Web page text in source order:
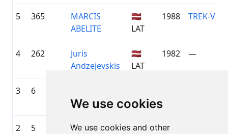
We use cookies
We use cookies and other
5 365
MARCIS
ABELITE
🇱🇻
LAT
1988 TREK-
4 262
Juris
Andzejevskis
🇱🇻
LAT
1982 —
3 6
LAT
2 5
Aleksandrs
🇱🇻
1985